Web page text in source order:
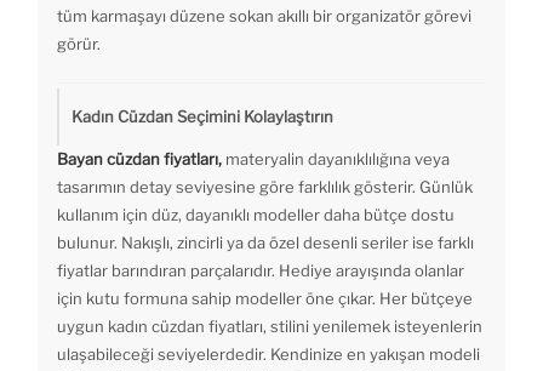
tüm karmaşayı düzene sokan akıllı bir organizatör görevi
görür.
Kadın Cüzdan Seçimini Kolaylaştırın
Bayan cüzdan fiyatları, materyalin dayanıklılığına veya
tasarımın detay seviyesine göre farklılık gösterir. Günlük
kullanım için düz, dayanıklı modeller daha bütçe dostu
bulunur. Nakışlı, zincirli ya da özel desenli seriler ise farklı
fiyatlar barındıran parçalarıdır. Hediye arayışında olanlar
için kutu formuna sahip modeller öne çıkar. Her bütçeye
uygun kadın cüzdan fiyatları, stilini yenilemek isteyenlerin
ulaşabileceği seviyelerdedir. Kendinize en yakışan modeli